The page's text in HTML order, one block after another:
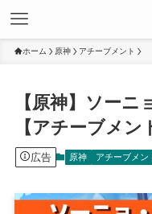
ホーム 原神 アチーブメント
【原神】ソー
【アチーブメン
広告 原神 アチーブメン